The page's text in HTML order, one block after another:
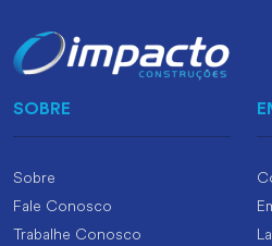
SOBRE
Sobre
Fale Conosco
Trabalhe Conosco